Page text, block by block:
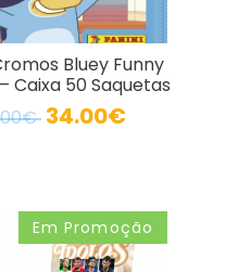
Bluey Funny
Caixa 50 Saquetas
34.00€
Em Promoção